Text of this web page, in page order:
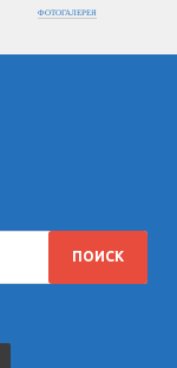
ФОТОГАЛЕРЕЯ